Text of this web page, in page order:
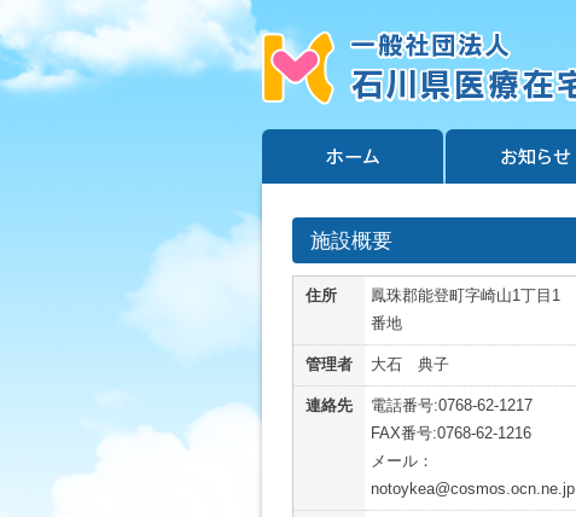
施設概要
住所
鳳珠郡能登町字崎山1丁目1
番地
管理者 大石 典子
連絡先
電話番号:0768-62-1217
FAX番号:0768-62-1216
メール：
notoykea@cosmos.ocn.ne.jp